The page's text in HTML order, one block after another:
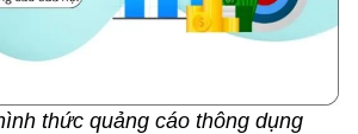
thức quảng cáo thông dụng